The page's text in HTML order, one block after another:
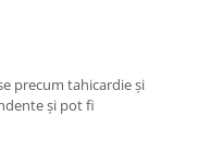
precum tahicardie și
și pot fi